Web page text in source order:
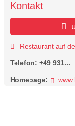
Kontakt
Restaurant auf
Telefon: +49 931...
Homepage: